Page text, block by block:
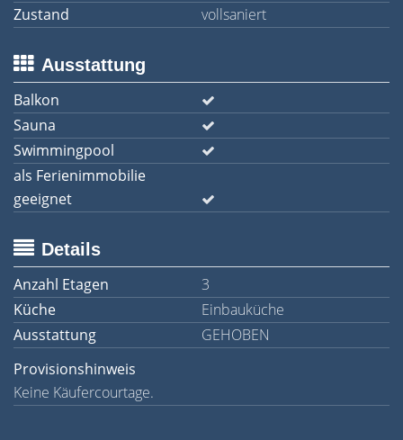
Zustand
vollsaniert
Ausstattung
Balkon
Sauna
Swimmingpool
als Ferienimmobilie
geeignet
Details
Anzahl Etagen
3
Küche
Einbauküche
Ausstattung
GEHOBEN
Provisionshinweis
Keine Käufercourtage.